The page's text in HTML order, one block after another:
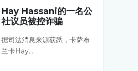
Hay Hassani的一名公
社议员被控诈骗
据司法消息来源获悉，卡萨布
兰卡Hay...